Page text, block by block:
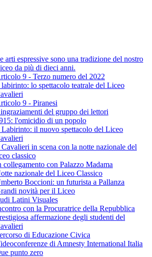
arti espressive sono una tradizione del nostro
da più di dieci anni.
9 - Terzo numero del 2022
lo spettacolo teatrale del Liceo
9 - Piranesi
del gruppo dei lettori
l'omicidio di un popolo
il nuovo spettacolo del Liceo
in scena con la notte nazionale del
classico
collegamento con Palazzo Madama
nazionale del Liceo Classico
Boccioni: un futurista a Pallanza
novità per il Liceo
Latini Visuales
con la Procuratrice della Repubblica
affermazione degli studenti del
di Educazione Civica
di Amnesty International Italia
punto zero